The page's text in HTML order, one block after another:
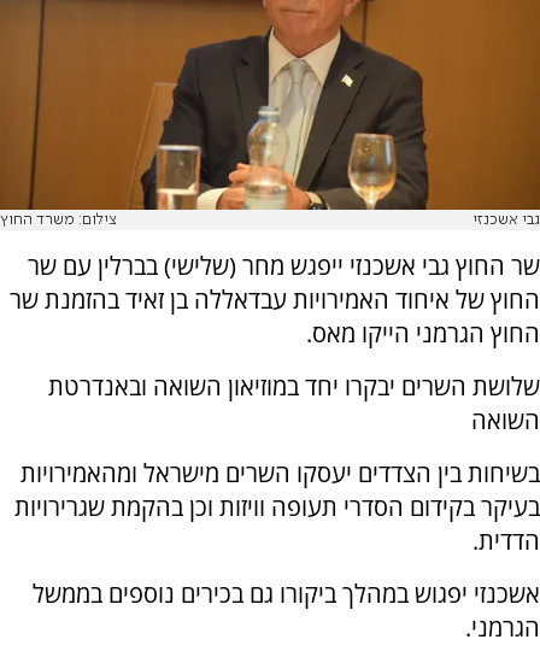
גבי אשכנזי צילום: משרד החוץ
שר החוץ גבי אשכנזי ייפגש מחר (שלישי) בברלין עם שר
החוץ של איחוד האמירויות עבדאללה בן זאיד בהזמנת שר
החוץ הגרמני הייקו מאס.
שלושת השרים יבקרו יחד במוזיאון השואה ובאנדרטת
השואה
בשיחות בין הצדדים יעסקו השרים מישראל ומהאמירויות
בעיקר בקידום הסדרי תעופה וויזות וכן בהקמת שגרירויות
הדדית.
אשכנזי יפגוש במהלך ביקורו גם בכירים נוספים בממשל
הגרמני.